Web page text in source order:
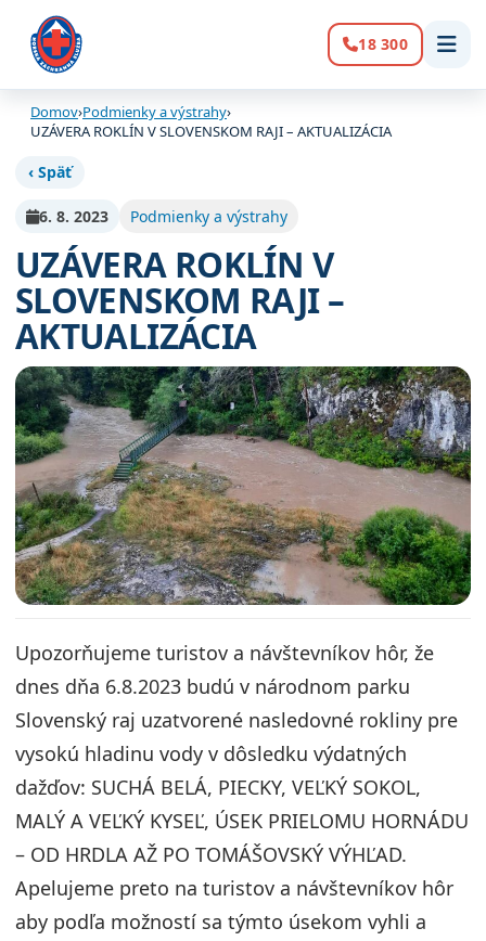
Volanie:
18 300
Domov›Podmienky a výstrahy›
UZÁVERA ROKLÍN V SLOVENSKOM RAJI – AKTUALIZÁCIA
‹ Späť
6. 8. 2023 Podmienky a výstrahy
UZÁVERA ROKLÍN V
SLOVENSKOM RAJI –
AKTUALIZÁCIA
Upozorňujeme turistov a návštevníkov hôr, že
dnes dňa 6.8.2023 budú v národnom parku
Slovenský raj uzatvorené nasledovné rokliny pre
vysokú hladinu vody v dôsledku výdatných
dažďov: SUCHÁ BELÁ, PIECKY, VEĽKÝ SOKOL,
MALÝ A VEĽKÝ KYSEĽ, ÚSEK PRIELOMU HORNÁDU
– OD HRDLA AŽ PO TOMÁŠOVSKÝ VÝHĽAD.
Apelujeme preto na turistov a návštevníkov hôr
aby podľa možností sa týmto úsekom vyhli a